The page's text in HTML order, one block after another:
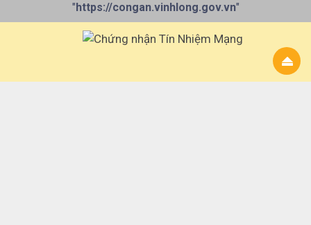
"https://congan.vinhlong.gov.vn"